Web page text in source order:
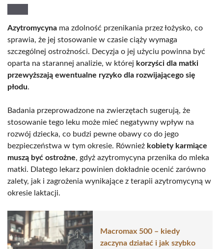
Azytromycyna ma zdolność przenikania przez łożysko, co
sprawia, że jej stosowanie w czasie ciąży wymaga
szczególnej ostrożności. Decyzja o jej użyciu powinna być
oparta na starannej analizie, w której korzyści dla matki
przewyższają ewentualne ryzyko dla rozwijającego się
płodu.
Badania przeprowadzone na zwierzętach sugerują, że
stosowanie tego leku może mieć negatywny wpływ na
rozwój dziecka, co budzi pewne obawy co do jego
bezpieczeństwa w tym okresie. Również kobiety karmiące
muszą być ostrożne, gdyż azytromycyna przenika do mleka
matki. Dlatego lekarz powinien dokładnie ocenić zarówno
zalety, jak i zagrożenia wynikające z terapii azytromycyną w
okresie laktacji.
Macromax 500 – kiedy
zaczyna działać i jak szybko